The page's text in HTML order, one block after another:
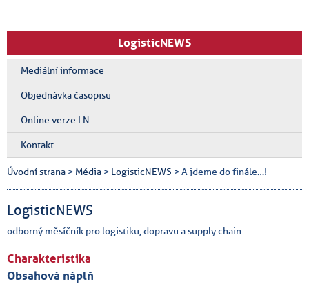
LogisticNEWS
Mediální informace
Objednávka časopisu
Online verze LN
Kontakt
Úvodní strana > Média > LogisticNEWS > A jdeme do finále…!
LogisticNEWS
odborný měsíčník pro logistiku, dopravu a supply chain
Charakteristika
Obsahová náplň